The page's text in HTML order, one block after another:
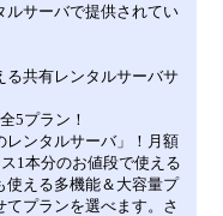
ルサーバで提供されてい
る共有レンタルサーバサ
5プラン！
レンタルサーバ」！月額
1本分のお値段で使える
使える多機能＆大容量プ
プランを選べます。さ